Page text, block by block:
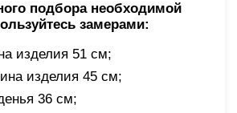
подбора необходимой
замерами:
изделия 51 см;
изделия 45 см;
36 см;